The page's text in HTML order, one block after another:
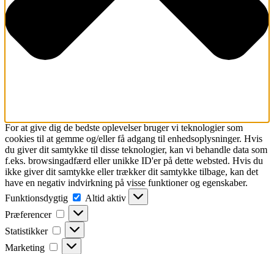
For at give dig de bedste oplevelser bruger vi teknologier som
cookies til at gemme og/eller få adgang til enhedsoplysninger. Hvis
du giver dit samtykke til disse teknologier, kan vi behandle data som
f.eks. browsingadfærd eller unikke ID'er på dette websted. Hvis du
ikke giver dit samtykke eller trækker dit samtykke tilbage, kan det
have en negativ indvirkning på visse funktioner og egenskaber.
Funktionsdygtig
Funktionsdygtig
Altid aktiv
Præferencer
Præferencer
Statistikker Statistikker
Marketing Marketing